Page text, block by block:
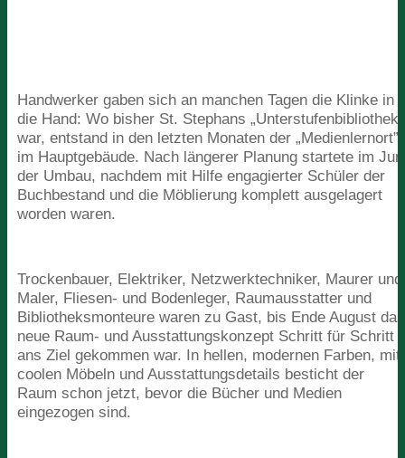
Handwerker gaben sich an manchen Tagen die Klinke in
die Hand: Wo bisher St. Stephans„Unterstufenbibliothek”
war, entstand in den letzten Monaten der„Medienlernort”
im Hauptgebäude. Nach längerer Planung startete im
der Umbau, nachdem mit Hilfe engagierter Schüler der
Buchbestand und die Möblierung komplett ausgelagert
worden waren.
Trockenbauer, Elektriker, Netzwerktechniker, Maurer und
Maler, Fliesen- und Bodenleger, Raumausstatter und
Bibliotheksmonteure waren zu Gast, bis Ende August das
neue Raum- und Ausstattungskonzept Schritt für Schritt
ans Ziel gekommen war. In hellen, modernen Farben, mit
coolen Möbeln und Ausstattungsdetails besticht der
Raum schon jetzt, bevor die Bücher und Medien
eingezogen sind.